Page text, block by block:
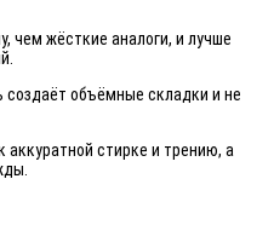
чем жёсткие аналоги, и лучше
создаёт объёмные складки и не
аккуратной стирке и трению, а